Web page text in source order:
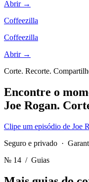
Abrir →
Coffeezilla
Coffeezilla
Abrir →
Corte. Recorte.
Encontre o
Joe Rogan.
Clipe um episódio de Joe
Seguro e privado ·
№ 14 / Guias